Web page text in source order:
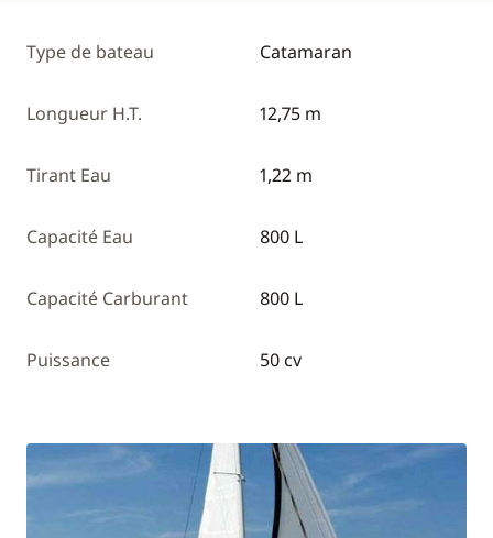
Type de bateau Catamaran
Longueur H.T. 12,75 m
Tirant Eau 1,22 m
Capacité Eau 800 L
Capacité Carburant 800 L
Puissance 50 cv